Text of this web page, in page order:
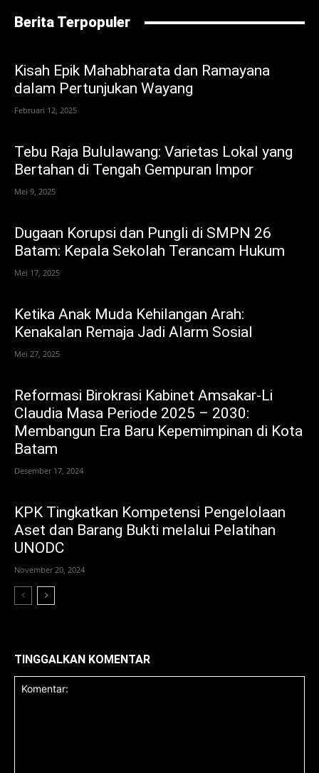
Berita Terpopuler
Kisah Epik Mahabharata dan Ramayana
dalam Pertunjukan Wayang
Februari 12, 2025
Tebu Raja Bululawang: Varietas Lokal yang
Bertahan di Tengah Gempuran Impor
Mei 9, 2025
Dugaan Korupsi dan Pungli di SMPN 26
Batam: Kepala Sekolah Terancam Hukum
Mei 17, 2025
Ketika Anak Muda Kehilangan Arah:
Kenakalan Remaja Jadi Alarm Sosial
Mei 27, 2025
Reformasi Birokrasi Kabinet Amsakar-Li
Claudia Masa Periode 2025 – 2030:
Membangun Era Baru Kepemimpinan di Kota
Batam
Desember 17, 2024
KPK Tingkatkan Kompetensi Pengelolaan
Aset dan Barang Bukti melalui Pelatihan
UNODC
November 20, 2024
TINGGALKAN KOMENTAR